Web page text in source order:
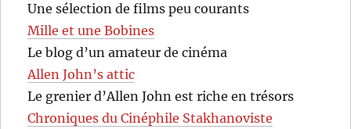
Une sélection de films peu courants
Mille et une Bobines
Le blog d’un amateur de cinéma
Allen John’s attic
Le grenier d’Allen John est riche en trésors
Chroniques du Cinéphile Stakhanoviste